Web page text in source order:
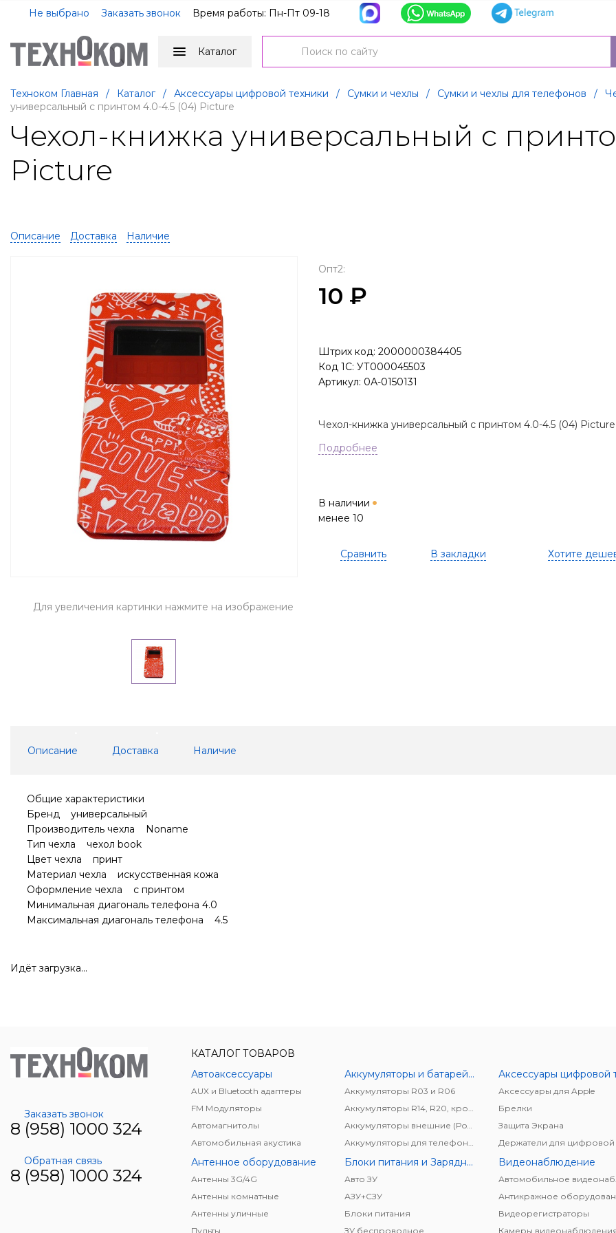
Не выбрано Заказать звонок Время работы: Пн-Пт 09-18
Каталог
Техноком Главная / Каталог / Аксессуары цифровой техники / Сумки и чехлы / Сумки и чехлы для телефонов /
универсальный с принтом 4.0-4.5 (04) Picture
Чехол-книжка универсальный с
Picture
Описание Доставка Наличие
Для увеличения картинки нажмите на изображение
Опт2:
10 ₽
Штрих код: 2000000384405
Код 1С: УТ000045503
Артикул: 0А-0150131
Чехол-книжка универсальный с принтом 4.0-4.5 (04) Picture
Подробнее
В наличии
менее 10
Сравнить В закладки Хотите
Описание Доставка Наличие
Общие характеристики
Бренд универсальный
Производитель чехла Noname
Тип чехла чехол book
Цвет чехла принт
Материал чехла искусственная кожа
Оформление чехла с принтом
Минимальная диагональ телефона 4.0
Максимальная диагональ телефона 4.5
Идёт загрузка...
Заказать звонок
8 (958) 1000 324
Обратная связь
8 (958) 1000 324
КАТАЛОГ ТОВАРОВ
Автоаксессуары
AUX и Bluetooth адаптеры
FM Модуляторы
Автомагнитолы
Автомобильная акустика
Аккумуляторы и батарейки
Аккумуляторы R03 и R06
Аксессуары для Apple
Брелки
Защита Экрана
Антенное оборудование
Антенны 3G/4G
Антенны комнатные
Антенны уличные
Пульты
Блоки питания и Зарядные устройства
Авто ЗУ
АЗУ+CЗУ
Блоки питания
ЗУ беспроводное
Видеонаблюдение
Антикражное
Видеорегистраторы
Камеры